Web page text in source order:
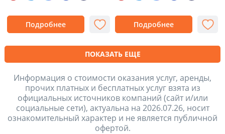
Подробнее Подробнее
ПОКАЗАТЬ ЕЩЕ
Информация о стоимости оказания услуг, аренды,
прочих платных и бесплатных услуг взята из
официальных источников компаний (сайт и/или
социальные сети), актуальна на 2026.07.26, носит
ознакомительный характер и не является публичной
офертой.